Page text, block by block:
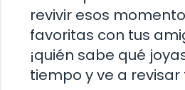
revivir esos
favoritas con tus
¡quién sabe qué
tiempo y ve a